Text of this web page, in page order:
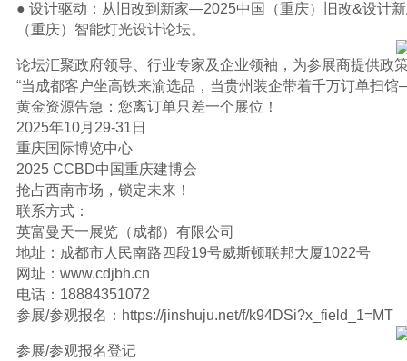
● 设计驱动：从旧改到新家—2025中国（重庆）旧改&设计
（重庆）智能灯光设计论坛。
论坛汇聚政府领导、行业专家及企业领袖，为参展商提供政
“当成都客户坐高铁来渝选品，当贵州装企带着千万订单扫
黄金资源告急：您离订单只差一个展位！
2025年10月29-31日
重庆国际博览中心
2025 CCBD中国重庆建博会
抢占西南市场，锁定未来！
联系方式：
英富曼天一展览（成都）有限公司
地址：成都市人民南路四段19号威斯顿联邦大厦1022号
网址：www.cdjbh.cn
电话：18884351072
参展/参观报名：https://jinshuju.net/f/k94DSi?x_field_1=MT
参展/参观报名登记